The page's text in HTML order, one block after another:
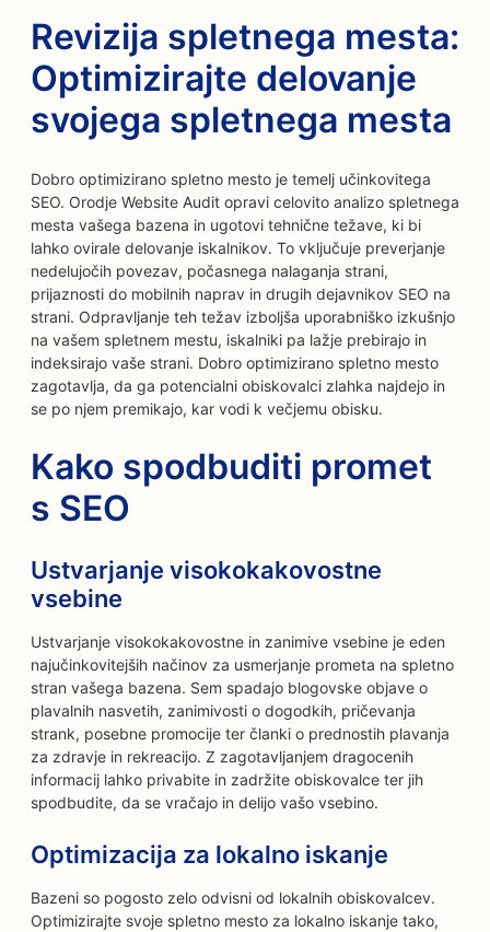
Revizija spletnega mesta:
Optimizirajte delovanje
svojega spletnega mesta
Dobro optimizirano spletno mesto je temelj učinkovitega
SEO. Orodje Website Audit opravi celovito analizo spletnega
mesta vašega bazena in ugotovi tehnične težave, ki bi
lahko ovirale delovanje iskalnikov. To vključuje preverjanje
nedelujočih povezav, počasnega nalaganja strani,
prijaznosti do mobilnih naprav in drugih dejavnikov SEO na
strani. Odpravljanje teh težav izboljša uporabniško izkušnjo
na vašem spletnem mestu, iskalniki pa lažje prebirajo in
indeksirajo vaše strani. Dobro optimizirano spletno mesto
zagotavlja, da ga potencialni obiskovalci zlahka najdejo in
se po njem premikajo, kar vodi k večjemu obisku.
Kako spodbuditi promet
s SEO
Ustvarjanje visokokakovostne
vsebine
Ustvarjanje visokokakovostne in zanimive vsebine je eden
najučinkovitejših načinov za usmerjanje prometa na spletno
stran vašega bazena. Sem spadajo blogovske objave o
plavalnih nasvetih, zanimivosti o dogodkih, pričevanja
strank, posebne promocije ter članki o prednostih plavanja
za zdravje in rekreacijo. Z zagotavljanjem dragocenih
informacij lahko privabite in zadržite obiskovalce ter jih
spodbudite, da se vračajo in delijo vašo vsebino.
Optimizacija za lokalno iskanje
Bazeni so pogosto zelo odvisni od lokalnih obiskovalcev.
Optimizirajte svoje spletno mesto za lokalno iskanje tako,